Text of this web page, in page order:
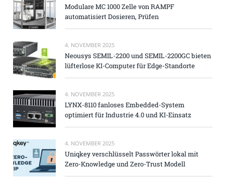
Modulare MC 1000 Zelle von RAMPF
automatisiert Dosieren, Prüfen
4. NOVEMBER 2025
Neousys SEMIL-2200 und SEMIL-2200GC bieten
lüfterlose KI-Computer für Edge-Standorte
4. NOVEMBER 2025
LYNX-8110 fanloses Embedded-System
optimiert für Industrie 4.0 und KI-Einsatz
4. NOVEMBER 2025
Uniqkey verschlüsselt Passwörter lokal mit
Zero-Knowledge und Zero-Trust Modell